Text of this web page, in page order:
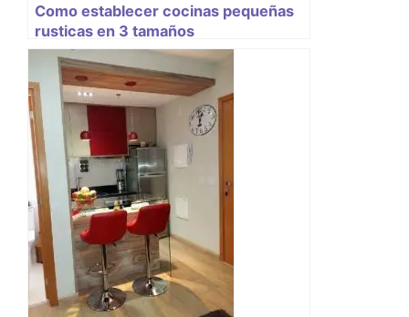
Como establecer cocinas pequeñas
rusticas en 3 tamaños